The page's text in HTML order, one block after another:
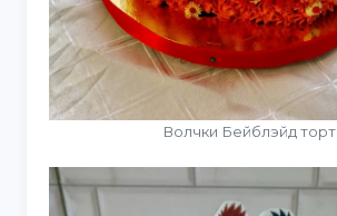
Волчки Бейблэйд торт